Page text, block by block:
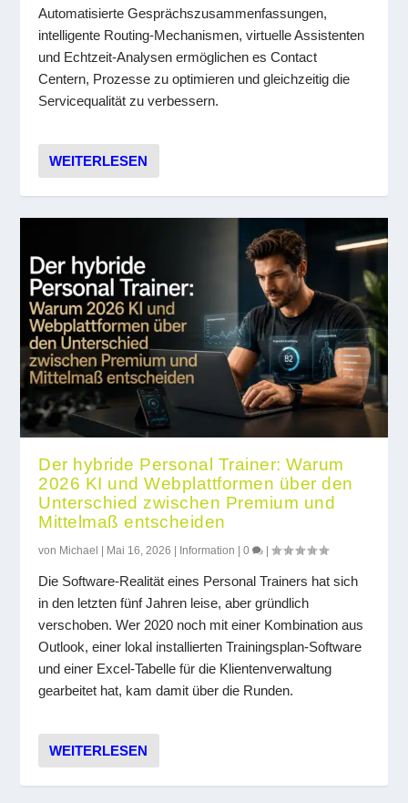
Automatisierte Gesprächszusammenfassungen,
intelligente Routing-Mechanismen, virtuelle Assistenten
und Echtzeit-Analysen ermöglichen es Contact
Centern, Prozesse zu optimieren und gleichzeitig die
Servicequalität zu verbessern.
WEITERLESEN
Der hybride Personal Trainer: Warum
2026 KI und Webplattformen über den
Unterschied zwischen Premium und
Mittelmaß entscheiden
von Michael Mai 16, 2026 Information |0 |
Die Software-Realität eines Personal Trainers hat sich
in den letzten fünf Jahren leise, aber gründlich
verschoben. Wer 2020 noch mit einer Kombination aus
Outlook, einer lokal installierten Trainingsplan-Software
und einer Excel-Tabelle für die Klientenverwaltung
gearbeitet hat, kam damit über die Runden.
WEITERLESEN